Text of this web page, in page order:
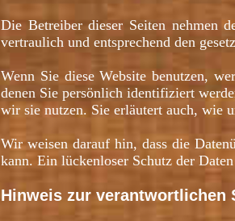
Die Betreiber dieser Seiten nehmen
vertraulich und entsprechend den
Wenn Sie diese Website benutzen,
denen Sie persönlich identifiziert
wir sie nutzen. Sie erläutert auch, wie
Wir weisen darauf hin, dass die
kann. Ein lückenloser Schutz der
Hinweis zur verantwortlichen